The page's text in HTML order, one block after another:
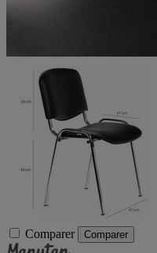
Comparer Comparer